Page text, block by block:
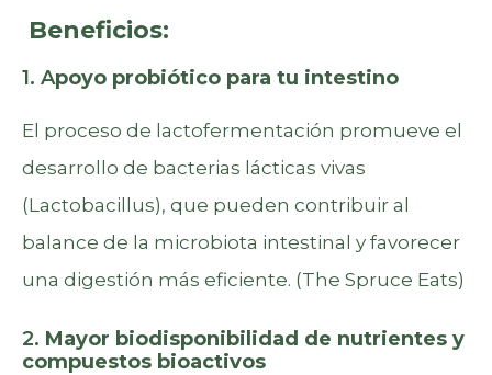
Beneficios:
1. Apoyo probiótico para tu intestino
El proceso de lactofermentación promueve el
desarrollo de bacterias lácticas vivas
(Lactobacillus), que pueden contribuir al
balance de la microbiota intestinal y favorecer
una digestión más eficiente. (The Spruce Eats)
2. Mayor biodisponibilidad de nutrientes y
compuestos bioactivos